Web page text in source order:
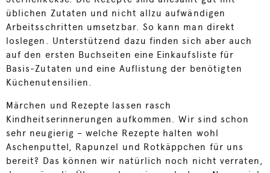
üblichen Zutaten und nicht allzu aufwändigen
Arbeitsschritten umsetzbar. So kann man direkt
loslegen. Unterstützend dazu finden sich aber auch
auf den ersten Buchseiten eine Einkaufsliste für
Basis-Zutaten und eine Auflistung der benötigten
Küchenutensilien.
Märchen und Rezepte lassen rasch
Kindheitserinnerungen aufkommen. Wir sind schon
sehr neugierig – welche Rezepte halten wohl
Aschenputtel, Rapunzel und Rotkäppchen für uns
bereit? Das können wir natürlich noch nicht verraten,